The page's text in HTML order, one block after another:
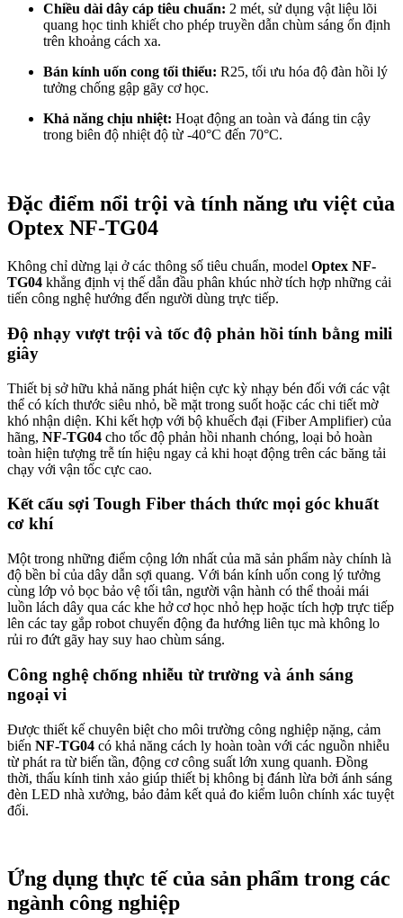
Chiều dài dây cáp tiêu chuẩn: 2 mét, sử dụng vật liệu lõi
quang học tinh khiết cho phép truyền dẫn chùm sáng ổn định
trên khoảng cách xa.
Bán kính uốn cong tối thiểu: R25, tối ưu hóa độ đàn hồi lý
tưởng chống gập gãy cơ học.
Khả năng chịu nhiệt: Hoạt động an toàn và đáng tin cậy
trong biên độ nhiệt độ từ -40°C đến 70°C.
Đặc điểm nổi trội và tính năng ưu việt của
Optex NF-TG04
Không chỉ dừng lại ở các thông số tiêu chuẩn, model Optex NF-
TG04 khẳng định vị thế dẫn đầu phân khúc nhờ tích hợp những cải
tiến công nghệ hướng đến người dùng trực tiếp.
Độ nhạy vượt trội và tốc độ phản hồi tính bằng mili
giây
Thiết bị sở hữu khả năng phát hiện cực kỳ nhạy bén đối với các vật
thể có kích thước siêu nhỏ, bề mặt trong suốt hoặc các chi tiết mờ
khó nhận diện. Khi kết hợp với bộ khuếch đại (Fiber Amplifier) của
hãng, NF-TG04 cho tốc độ phản hồi nhanh chóng, loại bỏ hoàn
toàn hiện tượng trễ tín hiệu ngay cả khi hoạt động trên các băng tải
chạy với vận tốc cực cao.
Kết cấu sợi Tough Fiber thách thức mọi góc khuất
cơ khí
Một trong những điểm cộng lớn nhất của mã sản phẩm này chính là
độ bền bỉ của dây dẫn sợi quang. Với bán kính uốn cong lý tưởng
cùng lớp vỏ bọc bảo vệ tối tân, người vận hành có thể thoải mái
luồn lách dây qua các khe hở cơ học nhỏ hẹp hoặc tích hợp trực tiếp
lên các tay gắp robot chuyển động đa hướng liên tục mà không lo
rủi ro đứt gãy hay suy hao chùm sáng.
Công nghệ chống nhiễu từ trường và ánh sáng
ngoại vi
Được thiết kế chuyên biệt cho môi trường công nghiệp nặng, cảm
biến NF-TG04 có khả năng cách ly hoàn toàn với các nguồn nhiễu
từ phát ra từ biến tần, động cơ công suất lớn xung quanh. Đồng
thời, thấu kính tinh xảo giúp thiết bị không bị đánh lừa bởi ánh sáng
đèn LED nhà xưởng, bảo đảm kết quả đo kiểm luôn chính xác tuyệt
đối.
Ứng dụng thực tế của sản phẩm trong các
ngành công nghiệp